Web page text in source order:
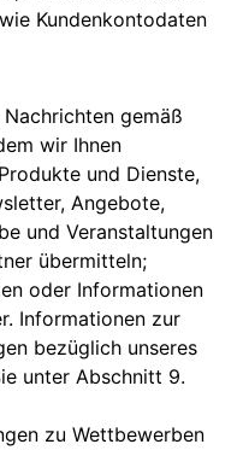
Kundenkontodaten
gemäß
wir Ihnen
und Dienste,
Angebote,
und Veranstaltungen
übermitteln;
oder Informationen
Informationen zur
bezüglich unseres
unter Abschnitt 9.
zu Wettbewerben